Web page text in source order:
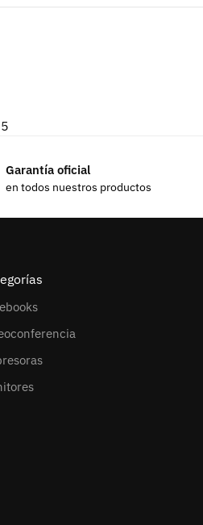
Garantía oficial
en todos nuestros productos